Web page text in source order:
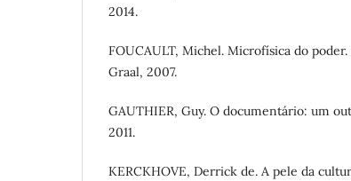
2014.
FOUCAULT, Michel. Microfísica do
Graal, 2007.
GAUTHIER, Guy. O documentário: um
2011.
KERCKHOVE, Derrick de. A pele da